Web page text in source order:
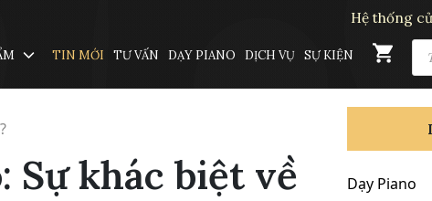
TIN MỚI TƯ VẤN DẠY PIANO DỊCH VỤ SỰ KIỆN
Hệ thống
Sự khác biệt về
Dạy Piano